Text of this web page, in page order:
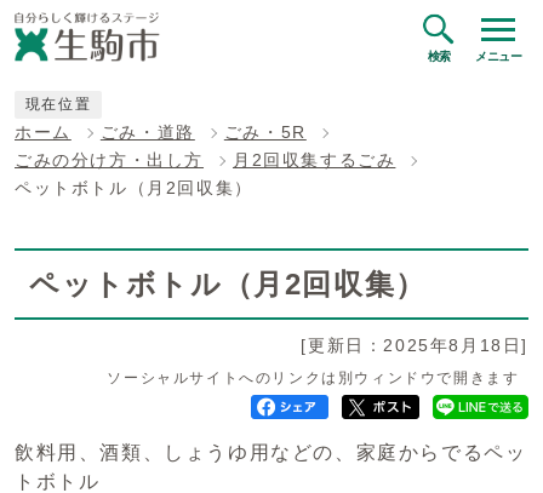
検索 メニュー
現在位置
ホーム ごみ・道路
ごみ・5R
ごみの分け方・出し方
月2回収集するごみ
ペットボトル（月2回収集）
ペットボトル（月2回収集）
[更新日：2025年8月18日]
ソーシャルサイトへのリンクは別ウィンドウで開きます
飲料用、酒類、しょうゆ用などの、家庭からでるペッ
トボトル